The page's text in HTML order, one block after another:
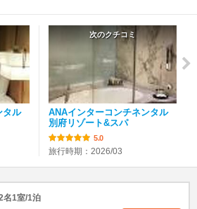
タル
次のクチコミ
ANAインターコンチネンタル
別府リゾート&スパ
5.0
旅行時期：2026/03
名1室/1泊